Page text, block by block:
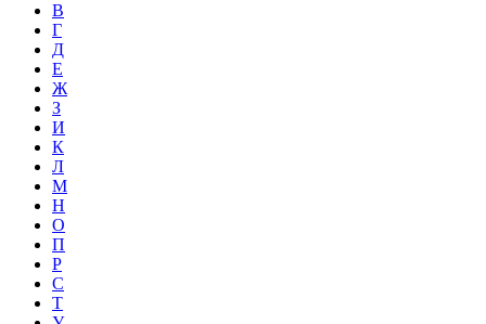
В
Г
Д
Е
Ж
З
И
К
Л
М
Н
О
П
Р
С
Т